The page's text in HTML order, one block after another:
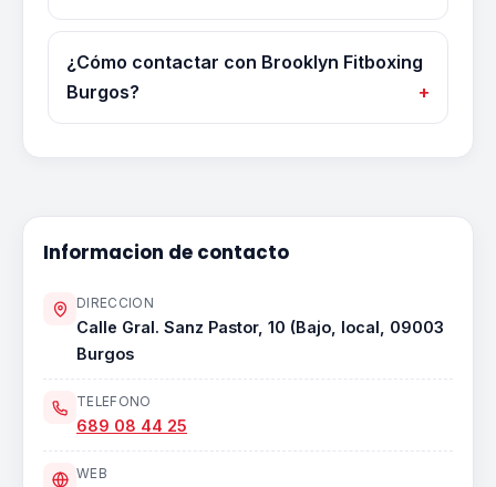
¿Cómo contactar con Brooklyn Fitboxing
Burgos?
Informacion de contacto
DIRECCION
Calle Gral. Sanz Pastor, 10 (Bajo, local, 09003
Burgos
TELEFONO
689 08 44 25
WEB